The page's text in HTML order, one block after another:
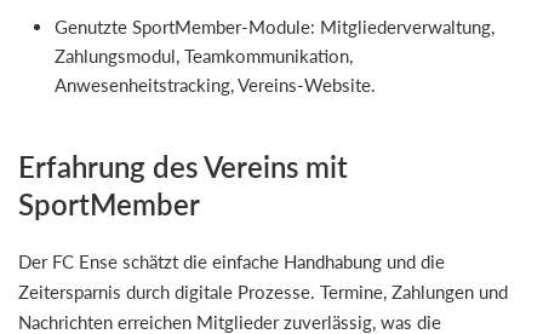
Genutzte SportMember-Module: Mitgliederverwaltung,
Zahlungsmodul, Teamkommunikation,
Anwesenheitstracking, Vereins-Website.
Erfahrung des Vereins mit
SportMember
Der FC Ense schätzt die einfache Handhabung und die
Zeitersparnis durch digitale Prozesse. Termine, Zahlungen und
Nachrichten erreichen Mitglieder zuverlässig, was die